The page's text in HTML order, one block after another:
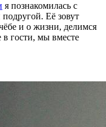
я познакомилась с
подругой. Её зовут
и о жизни, делимся
гости, мы вместе